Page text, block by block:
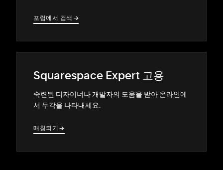
포럼에서 검색 →
→
Squarespace Expert 고용
숙련된 디자이너나 개발자의 도움을 받아 온라인에
서 두각을 나타내세요.
매칭되기 →
→